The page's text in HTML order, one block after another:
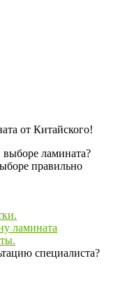
от Китайского!
ламината?
правильно
ламината
специалиста?